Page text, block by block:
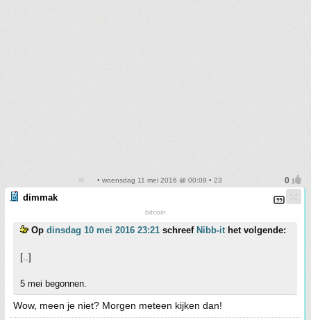
• woensdag 11 mei 2016 @ 00:09 • 23
dimmak
bitcoin
Op dinsdag 10 mei 2016 23:21 schreef Nibb-ithet volgende:
[..]
5 mei begonnen.
Wow, meen je niet? Morgen meteen kijken dan!